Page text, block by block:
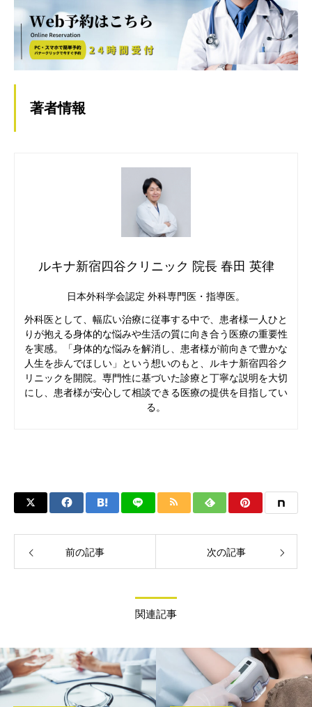
著者情報
ルキナ新宿四谷クリニック 院長 春田 英律
日本外科学会認定 外科専門医・指導医。
外科医として、幅広い治療に従事する中で、患者様一人ひと
りが抱える身体的な悩みや生活の質に向き合う医療の重要性
を実感。「身体的な悩みを解消し、患者様が前向きで豊かな
人生を歩んでほしい」という想いのもと、ルキナ新宿四谷ク
リニックを開院。専門性に基づいた診療と丁寧な説明を大切
にし、患者様が安心して相談できる医療の提供を目指してい
る。
前の記事 次の記事
関連記事